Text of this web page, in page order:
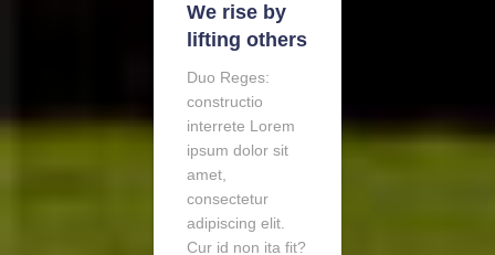
We rise by
lifting others
Duo Reges:
constructio
interrete Lorem
ipsum dolor sit
amet,
consectetur
adipiscing elit.
Cur id non ita fit?